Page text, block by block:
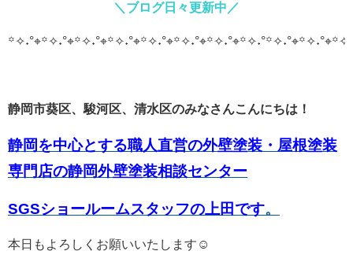
＼ブログ日々更新中／
꙳✧˖°⌖꙳✧˖°⌖꙳✧˖°⌖꙳✧˖°⌖꙳✧˖°⌖꙳✧˖°⌖꙳✧˖°⌖꙳✧˖°
静岡市葵区、駿河区、清水区のみなさんこんにちは！
静岡を中心とする職人直営の外壁塗装・屋根塗装
専門店の静岡外壁塗装相談センター
SGSショールームスタッフの上田です。
本日もよろしくお願いいたします☺